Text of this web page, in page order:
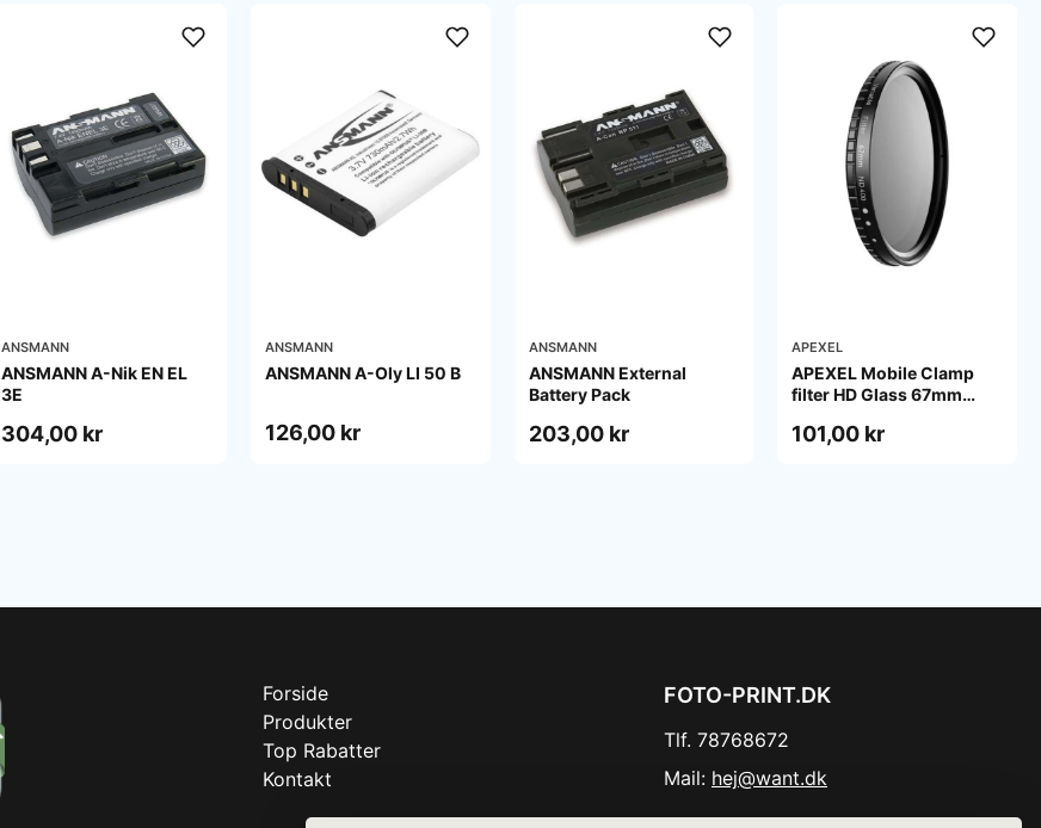
ANSMANN
ANSMANN A-Nik EN EL
3E
304,00 kr
ANSMANN
ANSMANN A-Oly LI 50 B
126,00 kr
ANSMANN
ANSMANN External
Battery Pack
203,00 kr
APEXEL
APEXEL Mobile Clamp
filter HD Glass 67mm
101,00 kr
Forside
Produkter
Top Rabatter
Kontakt
FOTO-PRINT.DK
Tlf. 78768672
Mail: hej@want.dk